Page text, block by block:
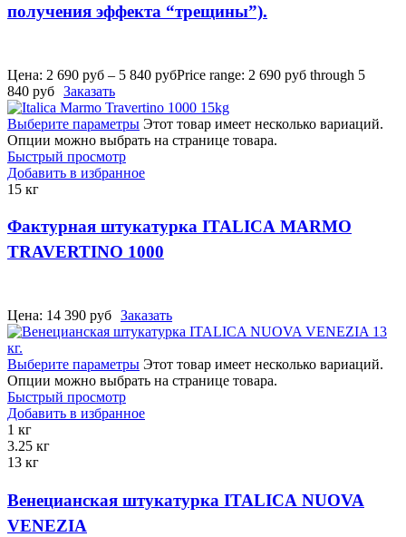
получения эффекта “трещины”).
Цена: 2 690 руб – 5 840 рубPrice range: 2 690 руб through 5
840 руб Заказать
Выберите параметры Этот товар имеет несколько вариаций.
Опции можно выбрать на странице товара.
Быстрый просмотр
Добавить в избранное
15 кг
Фактурная штукатурка ITALICA MARMO
TRAVERTINO 1000
Цена: 14 390 руб Заказать
Выберите параметры Этот товар имеет несколько вариаций.
Опции можно выбрать на странице товара.
Быстрый просмотр
Добавить в избранное
1 кг
3.25 кг
13 кг
Венецианская штукатурка ITALICA NUOVA
VENEZIA